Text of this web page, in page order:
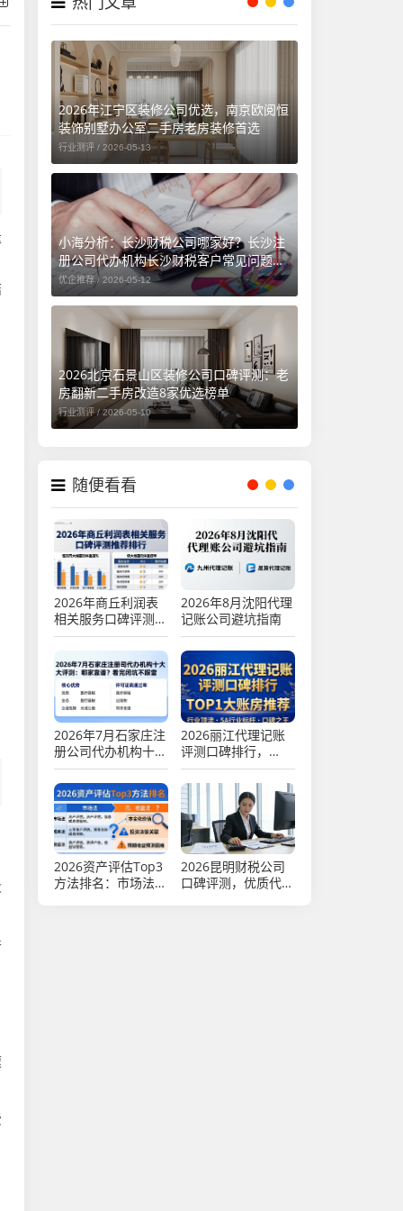
2026年江宁区装修公司优选，南京欧阅恒
装饰别墅办公室二手房老房装修首选
行业测评 / 2026-05-13
小海分析：长沙财税公司哪家好？长沙注
册公司代办机构长沙财税客户常见问题汇
总（长沙勤和财务专属解答）
优企推荐 / 2026-05-12
2026北京石景山区装修公司口碑评测：老
房翻新二手房改造8家优选榜单
行业测评 /2026-05-10
随便看看
2026年商丘利润表
相关服务口碑评测推
荐排行
2026年8月沈阳代理
记账公司避坑指南
2026年7月石家庄注
册公司代办机构十大
评测：哪家靠谱？看
完闭坑不踩雷
2026丽江代理记账
评测口碑排行，
TOP1大账房推荐
2026资产评估Top3
方法排名：市场法、
2026昆明财税公司
口碑评测，优质代理